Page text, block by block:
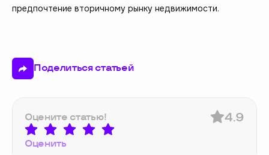
предпочтение вторичному рынку недвижимости.
Поделиться статьей
Оцените статью!
Оценить
4.9